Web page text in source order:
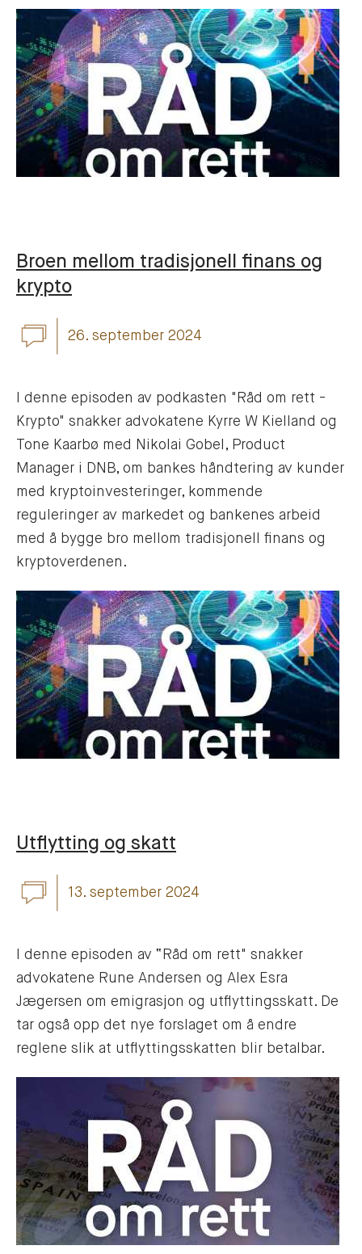
Broen mellom tradisjonell finans og
krypto
26. september 2024
I denne episoden av podkasten "Råd om rett -
Krypto" snakker advokatene Kyrre W Kielland og
Tone Kaarbø med Nikolai Gobel, Product
Manager i DNB, om bankes håndtering av kunder
med kryptoinvesteringer, kommende
reguleringer av markedet og bankenes arbeid
med å bygge bro mellom tradisjonell finans og
kryptoverdenen.
Utflytting og skatt
13. september 2024
I denne episoden av “Råd om rett" snakker
advokatene Rune Andersen og Alex Esra
Jægersen om emigrasjon og utflyttingsskatt. De
tar også opp det nye forslaget om å endre
reglene slik at utflyttingsskatten blir betalbar.